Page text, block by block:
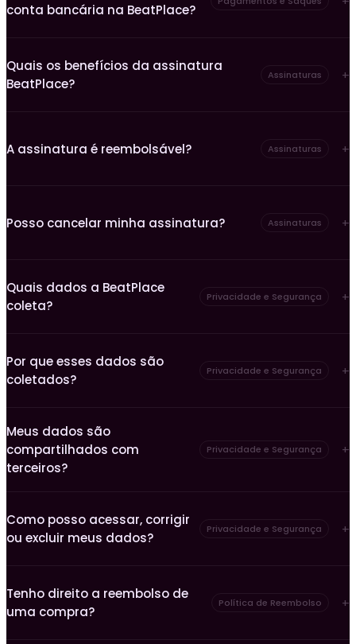
conta bancária na BeatPlace?
Quais os benefícios da assinatura
BeatPlace?
Assinaturas
A assinatura é reembolsável? Assinaturas
Posso cancelar minha assinatura? Assinaturas
Quais dados a BeatPlace
coleta?
Privacidade e Segurança
Por que esses dados são
coletados?
Privacidade e Segurança
Meus dados são
compartilhados com
terceiros?
Privacidade e Segurança
Como posso acessar, corrigir
ou excluir meus dados?
Privacidade e Segurança
Tenho direito a reembolso de
uma compra?
Política de Reembolso